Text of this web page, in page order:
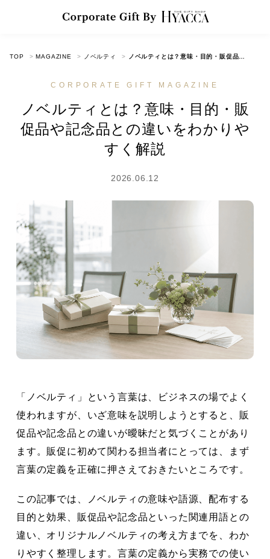
TOP MAGAZINE ノベルティ
CORPORATE GIFT MAGAZINE
ノベルティとは？意味・目的・販
促品や記念品との違いをわかりや
すく解説
2026.06.12
「ノベルティ」という言葉は、ビジネスの場でよく
使われますが、いざ意味を説明しようとすると、販
促品や記念品との違いが曖昧だと気づくことがあり
ます。販促に初めて関わる担当者にとっては、まず
言葉の定義を正確に押さえておきたいところです。
この記事では、ノベルティの意味や語源、配布する
目的と効果、販促品や記念品といった関連用語との
違い、オリジナルノベルティの考え方までを、わか
りやすく整理します。言葉の定義から実務での使い